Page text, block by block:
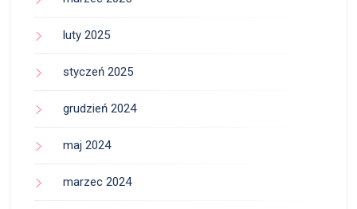
luty 2025
styczeń 2025
grudzień 2024
maj 2024
marzec 2024